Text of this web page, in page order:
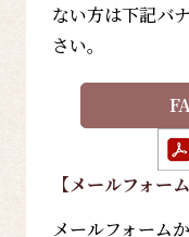
ない方は下記バ
さい。
【メールフォーム
メールフォーム